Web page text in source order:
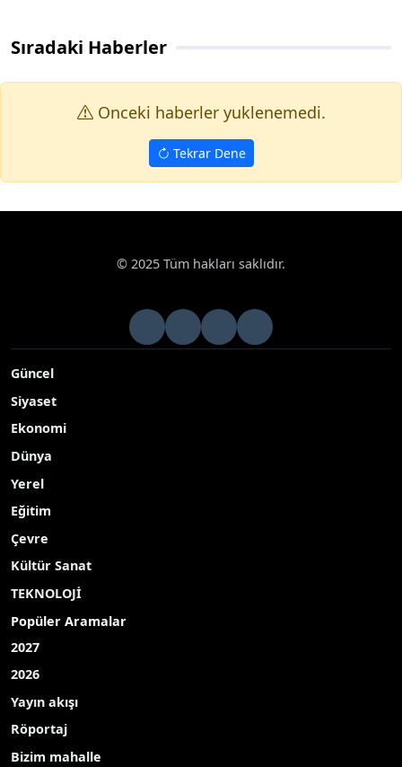
Sıradaki Haberler
Onceki haberler yuklenemedi.
Tekrar Dene
© 2025 Tüm hakları saklıdır.
Güncel
Siyaset
Ekonomi
Dünya
Yerel
Eğitim
Çevre
Kültür Sanat
TEKNOLOJİ
Popüler Aramalar
2027
2026
Yayın akışı
Röportaj
Bizim mahalle